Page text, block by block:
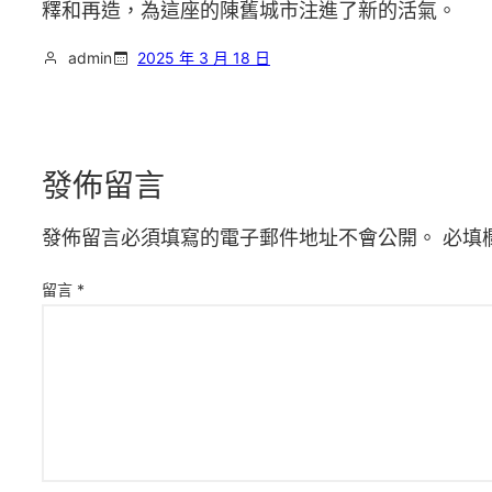
釋和再造，為這座的陳舊城市注進了新的活氣。
admin 2025 年 3 月 18 日
發佈留言
發佈留言必須填寫的電子郵件地址不會公開。 必填
留言 *